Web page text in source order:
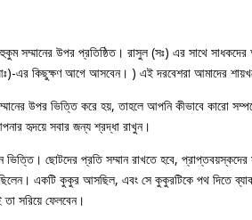
সম্মানের উপর প্রতিষ্ঠিত। রাসুল (সঃ) এর সাথে
এর কিছুক্ষণ আগে আসবেন। ) এই দরবেশরা আমাদের
উপর ভিত্তি করে হয়, তাহলে আপনি কীভাবে কারো
হৃদয়ে সবার জন্য শ্রদ্ধা রাখুন।
ছোটদের প্রতি সম্মান রাখতে হবে, প্রাপ্তবয়স্কদের
একটি কুকুর আসছিল, এবং সে কুকুরটিকে পথ দিতে
সরিয়ে ফেলবেন।